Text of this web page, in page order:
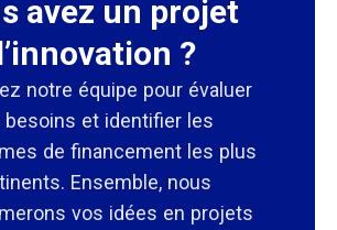
avez un projet
?
notre équipe pour évaluer
besoins et identifier les
de financement les plus
Ensemble, nous
vos idées en projets